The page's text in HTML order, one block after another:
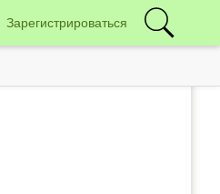
Зарегистрироваться